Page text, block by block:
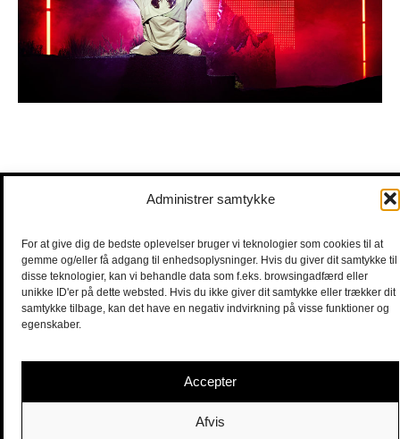
Administrer samtykke
For at give dig de bedste oplevelser bruger vi teknologier som cookies til at
gemme og/eller få adgang til enhedsoplysninger. Hvis du giver dit samtykke til
disse teknologier, kan vi behandle data som f.eks. browsingadfærd eller
unikke ID'er på dette websted. Hvis du ikke giver dit samtykke eller trækker dit
samtykke tilbage, kan det have en negativ indvirkning på visse funktioner og
egenskaber.
Accepter
Afvis